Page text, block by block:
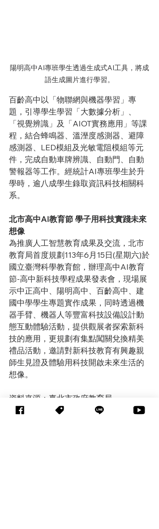
陽明高中AI專班學生透過生成式AI工具，將成
語生成圖片進行學習。
百齡高中以「物聯網與機器學習」專
題，引導學生學習「大數據分析」、
「視覺辨識」及「AIOT實務應用」等課
程，結合蜂鳴器、溫溼度感測器、避障
感測器、LED模組及光敏電阻模組等元
件，完成自動車牌辨識、自動門、自動
警報器等工作。經統計AI專班學生於升
學時，逾八成學生錄取資訊科技相關科
系。
北市高中AI教育節 學子用科技實踐未來
想像
為推廣人工智慧教育成果及交流，北市
教育局首度規劃113年6月15日(星期六)於
國立臺灣科學教育館，辦理高中AI教育
節-高中新科技學程成果發表會，現場展
示中正高中、陽明高中、百齡高中、建
國中學學生專題實作成果，同時透過機
器手臂、機器人等豐富科技設備設計動
態互動體驗活動，提供觀展者探索新科
技的應用，更規劃有集點闖關兌換精美
禮品活動，邀請對新科技教育有興趣親
師生見證及體驗用科技開啟未來生活的
想像。
資料來源：臺北市政府教育局
教育科技